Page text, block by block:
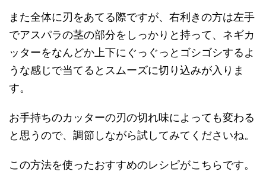
また全体に刃をあてる際ですが、右利きの方は左手
でアスパラの茎の部分をしっかりと持って、ネギカ
ッターをなんどか上下にぐっぐっとゴシゴシするよ
うな感じで当てるとスムーズに切り込みが入りま
す。
お手持ちのカッターの刃の切れ味によっても変わる
と思うので、調節しながら試してみてくださいね。
この方法を使ったおすすめのレシピがこちらです。